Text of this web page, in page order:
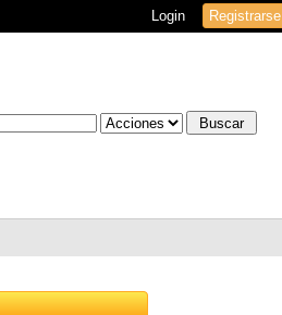
Login Registrarse